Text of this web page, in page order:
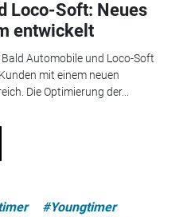
Loco-Soft: Neues
entwickelt
Automobile und Loco-Soft
mit einem neuen
Die Optimierung der...
#Youngtimer